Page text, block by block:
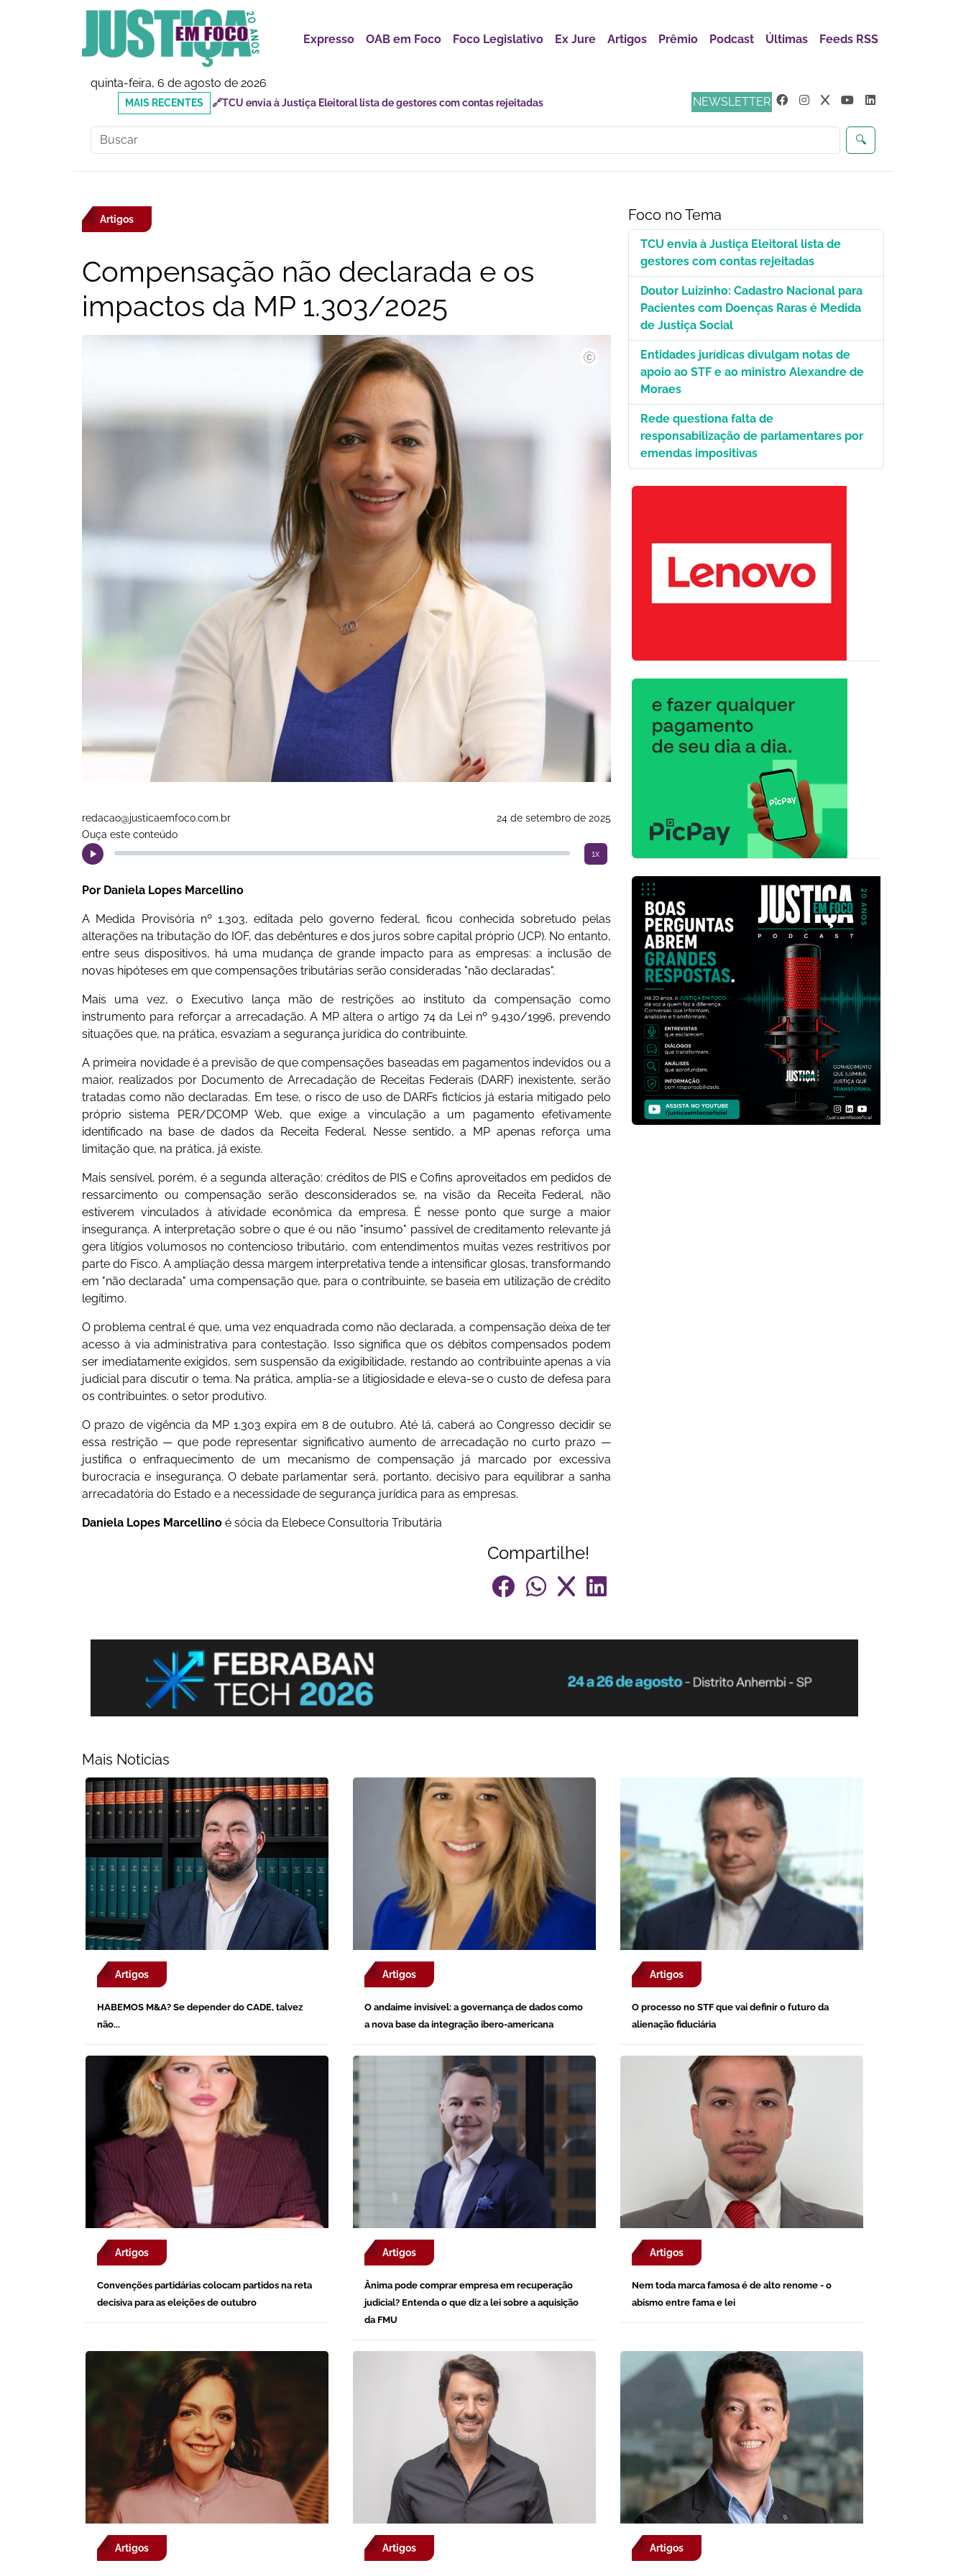
Expresso OAB em Foco Foco Legislativo Ex Jure Artigos Prêmio Podcast Últimas Feeds RSS
quinta-feira, 6 de agosto de 2026
NEWSLETTER
🔍
MAIS
RECENTES
🔗Doutor Luizinho: Cadastro Nacional para Pacientes com Doenças Raras é Medida de Justiça
Social
Artigos
Compensação não declarada e os
impactos da MP 1.303/2025
Divulgação
redacao@justicaemfoco.com.br
24 de setembro de 2025
Ouça este conteúdo
1x
Por Daniela Lopes Marcellino
A Medida Provisória nº 1.303, editada pelo governo federal, ficou conhecida sobretudo pelas
alterações na tributação do IOF, das debêntures e dos juros sobre capital próprio (JCP). No entanto,
entre seus dispositivos, há uma mudança de grande impacto para as empresas: a inclusão de
novas hipóteses em que compensações tributárias serão consideradas "não declaradas".
Mais uma vez, o Executivo lança mão de restrições ao instituto da compensação como
instrumento para reforçar a arrecadação. A MP altera o artigo 74 da Lei nº 9.430/1996, prevendo
situações que, na prática, esvaziam a segurança jurídica do contribuinte.
A primeira novidade é a previsão de que compensações baseadas em pagamentos indevidos ou a
maior, realizados por Documento de Arrecadação de Receitas Federais (DARF) inexistente, serão
tratadas como não declaradas. Em tese, o risco de uso de DARFs fictícios já estaria mitigado pelo
próprio sistema PER/DCOMP Web, que exige a vinculação a um pagamento efetivamente
identificado na base de dados da Receita Federal. Nesse sentido, a MP apenas reforça uma
limitação que, na prática, já existe.
Mais sensível, porém, é a segunda alteração: créditos de PIS e Cofins aproveitados em pedidos de
ressarcimento ou compensação serão desconsiderados se, na visão da Receita Federal, não
estiverem vinculados à atividade econômica da empresa. É nesse ponto que surge a maior
insegurança. A interpretação sobre o que é ou não "insumo" passível de creditamento relevante já
gera litígios volumosos no contencioso tributário, com entendimentos muitas vezes restritivos por
parte do Fisco. A ampliação dessa margem interpretativa tende a intensificar glosas, transformando
em "não declarada" uma compensação que, para o contribuinte, se baseia em utilização de crédito
legítimo.
O problema central é que, uma vez enquadrada como não declarada, a compensação deixa de ter
acesso à via administrativa para contestação. Isso significa que os débitos compensados podem
ser imediatamente exigidos, sem suspensão da exigibilidade, restando ao contribuinte apenas a via
judicial para discutir o tema. Na prática, amplia-se a litigiosidade e eleva-se o custo de defesa para
os contribuintes. o setor produtivo.
O prazo de vigência da MP 1.303 expira em 8 de outubro. Até lá, caberá ao Congresso decidir se
essa restrição — que pode representar significativo aumento de arrecadação no curto prazo —
justifica o enfraquecimento de um mecanismo de compensação já marcado por excessiva
burocracia e insegurança. O debate parlamentar será, portanto, decisivo para equilibrar a sanha
arrecadatória do Estado e a necessidade de segurança jurídica para as empresas.
Daniela Lopes Marcellino é sócia da Elebece Consultoria Tributária
Compartilhe!
Foco no Tema
TCU envia à Justiça Eleitoral lista de
gestores com contas rejeitadas
Doutor Luizinho: Cadastro Nacional para
Pacientes com Doenças Raras é Medida
de Justiça Social
Entidades jurídicas divulgam notas de
apoio ao STF e ao ministro Alexandre de
Moraes
Rede questiona falta de
responsabilização de parlamentares por
emendas impositivas
Mais Noticias
Artigos
HABEMOS M&A? Se depender do CADE, talvez
não...
Artigos
O andaime invisível: a governança de dados como
a nova base da integração ibero-americana
Artigos
O processo no STF que vai definir o futuro da
alienação fiduciária
Artigos
Convenções partidárias colocam partidos na reta
decisiva para as eleições de outubro
Artigos
Ânima pode comprar empresa em recuperação
judicial? Entenda o que diz a lei sobre a aquisição
da FMU
Artigos
Nem toda marca famosa é de alto renome - o
abismo entre fama e lei
Artigos Artigos Artigos